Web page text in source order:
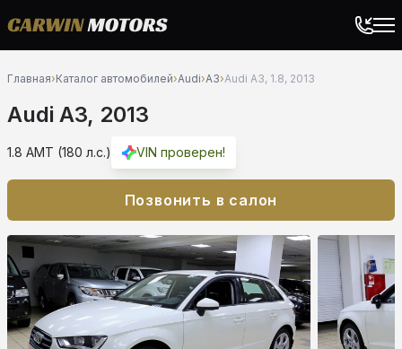
Главная›Каталог автомобилей›Audi›A3›Audi A3, 1.8, 2013
Audi A3, 2013
1.8 AMT (180 л.с.) VIN проверен!
Позвонить в салон